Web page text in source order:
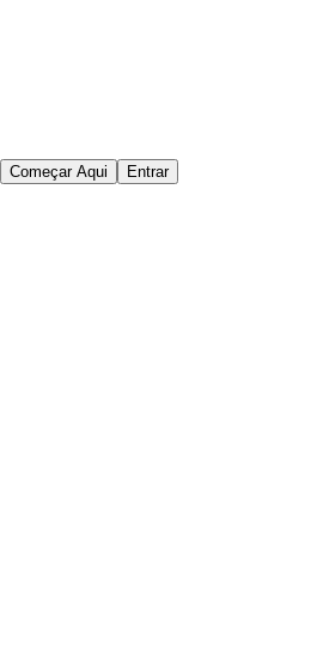
Começar Aqui Entrar